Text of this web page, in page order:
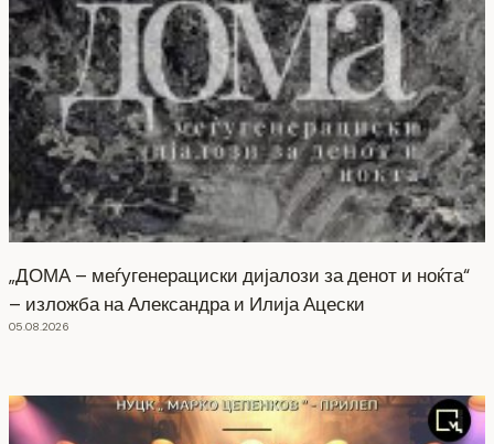
„ДОМА – меѓугенерациски дијалози за денот и ноќта“
– изложба на Александра и Илија Ацески
05.08.2026